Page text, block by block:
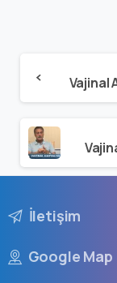
İletişim
Google Map